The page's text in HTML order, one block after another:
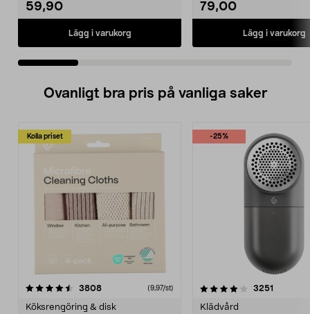
59,90
Lägg i varukorg
79,00
Lägg i varukorg
Ovanligt bra pris på vanliga saker
Kolla priset
3808recensioner (9,97/st)
Köksrengöring & disk
-25%
4.0av 5 stjärnor 3251
Klädvård
4.5av 5 stjärnor